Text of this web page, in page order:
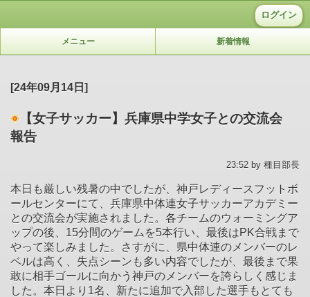
ログイン
メニュー 新着情報
[24年09月14日]
【女子サッカー】兵庫県中学女子との交流会
報告
23:52 by 種目部長
本日も厳しい残暑の中でしたが、神戸レディースフットボ
ールセンターにて、兵庫県中体連女子サッカーアカデミー
との交流会が実施されました。各チームのウォーミングア
ップの後、15分間のゲームを5本行い、最後はPK合戦まで
やって楽しみました。さすがに、県中体連のメンバーのレ
ベルは高く、失点シーンも多い内容でしたが、最後まで果
敢に相手ゴールに向かう神戸のメンバーを誇らしく感じま
した。本日より1名、新たに追加で入部した選手もとても